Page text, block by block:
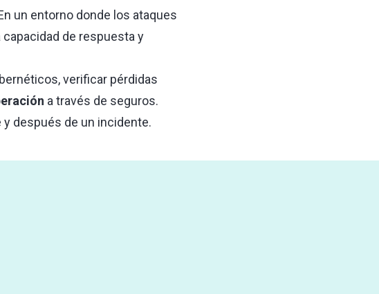
un entorno donde los ataques
de respuesta y
verificar pérdidas
a través de seguros.
después de un incidente.